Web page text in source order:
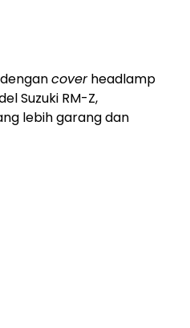
coverheadlamp
Suzuki RM-Z,
lebih garang dan